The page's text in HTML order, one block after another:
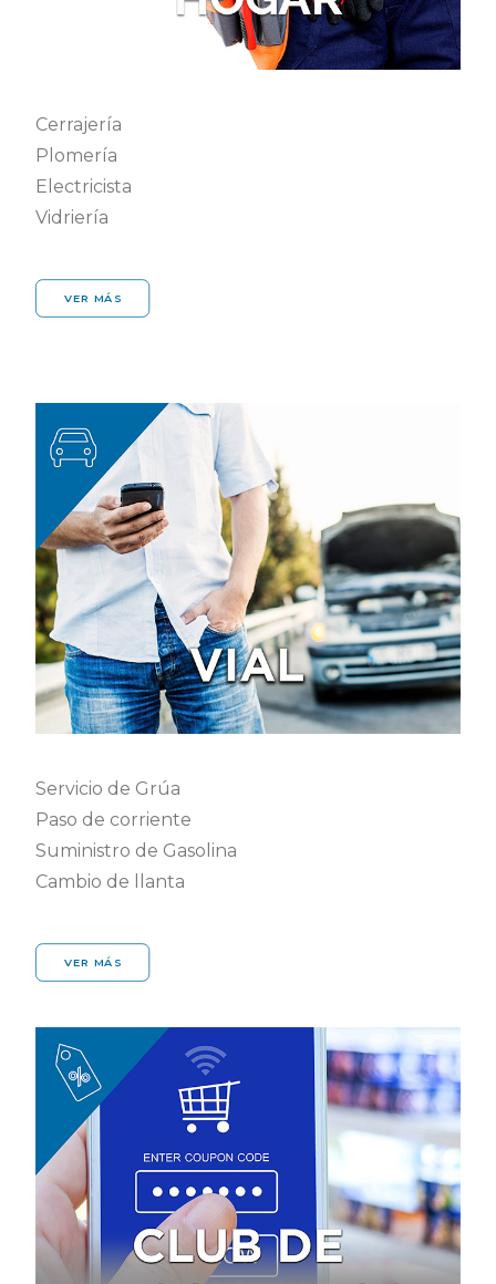
Cerrajería
Plomería
Electricista
Vidriería
VER MÁS
Servicio de Grúa
Paso de corriente
Suministro de Gasolina
Cambio de llanta
VER MÁS